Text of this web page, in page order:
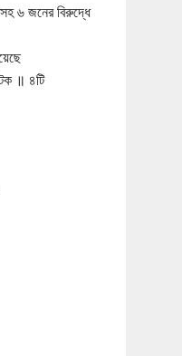
৬ জনের বিরুদ্ধে
॥ ৪টি